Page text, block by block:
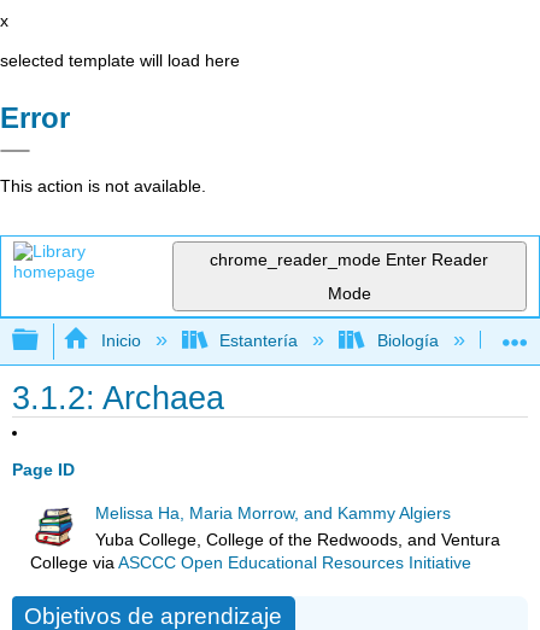
x
selected template will load here
Error
This action is not available.
chrome_reader_mode Enter Reader
Mode
Expandir/contraer jerarquía global
Inicio Estantería Biología
3.1.2: Archaea
Page ID
Melissa Ha, Maria Morrow, and Kammy Algiers
Yuba College, College of the Redwoods, and Ventura
Collegevia ASCCC Open Educational Resources Initiative
Objetivos de aprendizaje